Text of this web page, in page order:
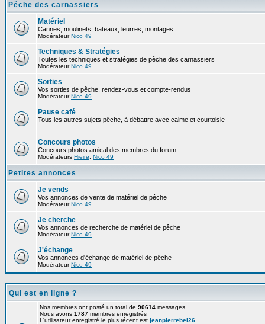
Pêche des carnassiers
Matériel
Cannes, moulinets, bateaux, leurres, montages...
ModérateurNico 49
Techniques & Stratégies
Toutes les techniques et stratégies de pêche des carnassiers
ModérateurNico 49
Sorties
Vos sorties de pêche, rendez-vous et compte-rendus
ModérateurNico 49
Pause café
Tous les autres sujets pêche, à débattre avec calme et courtoisie
Concours photos
Concours photos amical des membres du forum
Modérateurs Hieire Nico 49
Petites annonces
Je vends
Vos annonces de vente de matériel de pêche
ModérateurNico 49
Je cherche
Vos annonces de recherche de matériel de pêche
ModérateurNico 49
J'échange
Vos annonces d'échange de matériel de pêche
ModérateurNico 49
Qui est en ligne ?
Nos membres ont posté un total de 90614 messages
Nous avons 1787 membres enregistrés
L'utilisateur enregistré le plus récent est jeanpierrebel26